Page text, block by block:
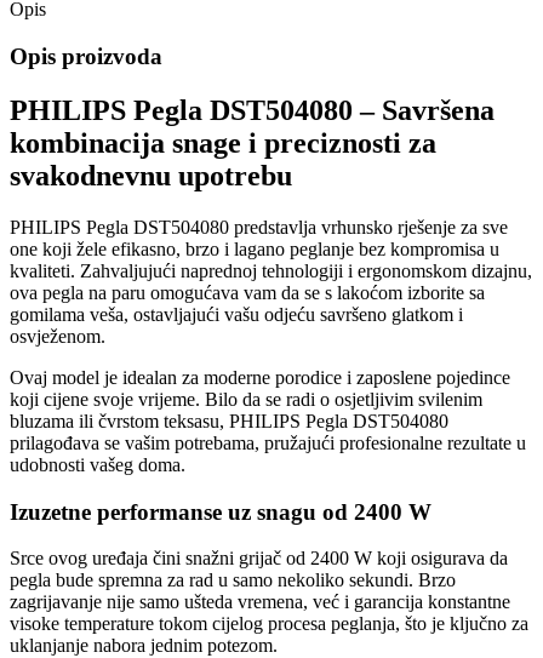
Opis
Opis proizvoda
PHILIPS Pegla DST504080 – Savršena
kombinacija snage i preciznosti za
svakodnevnu upotrebu
PHILIPS Pegla DST504080 predstavlja vrhunsko rješenje za sve
one koji žele efikasno, brzo i lagano peglanje bez kompromisa u
kvaliteti. Zahvaljujući naprednoj tehnologiji i ergonomskom dizajnu,
ova pegla na paru omogućava vam da se s lakoćom izborite sa
gomilama veša, ostavljajući vašu odjeću savršeno glatkom i
osvježenom.
Ovaj model je idealan za moderne porodice i zaposlene pojedince
koji cijene svoje vrijeme. Bilo da se radi o osjetljivim svilenim
bluzama ili čvrstom teksasu, PHILIPS Pegla DST504080
prilagođava se vašim potrebama, pružajući profesionalne rezultate u
udobnosti vašeg doma.
Izuzetne performanse uz snagu od 2400 W
Srce ovog uređaja čini snažni grijač od 2400 W koji osigurava da
pegla bude spremna za rad u samo nekoliko sekundi. Brzo
zagrijavanje nije samo ušteda vremena, već i garancija konstantne
visoke temperature tokom cijelog procesa peglanja, što je ključno za
uklanjanje nabora jednim potezom.